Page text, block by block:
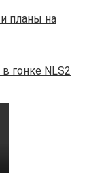
планы на
гонке NLS2